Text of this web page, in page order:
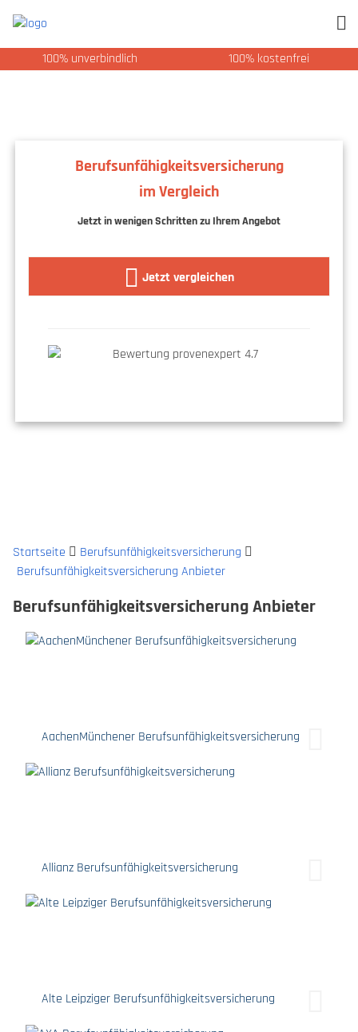
100% unverbindlich 100% kostenfrei
Berufsunfähigkeitsversicherung
im Vergleich
Jetzt in wenigen Schritten zu Ihrem Angebot
Jetzt vergleichen
Startseite
Berufsunfähigkeitsversicherung
Berufsunfähigkeitsversicherung Anbieter
Berufsunfähigkeitsversicherung Anbieter
AachenMünchener Berufsunfähigkeitsversicherung
Allianz Berufsunfähigkeitsversicherung
Alte Leipziger Berufsunfähigkeitsversicherung